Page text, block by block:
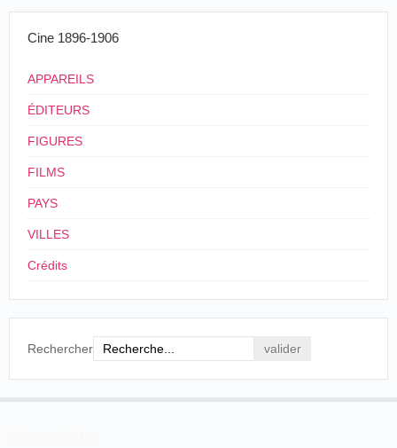
Cine 1896-1906
APPAREILS
ÉDITEURS
FIGURES
FILMS
PAYS
VILLES
Crédits
Rechercher